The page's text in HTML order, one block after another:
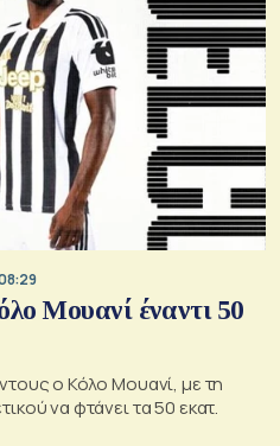
Μουανί έναντι 50
ο Κόλο Μουανί, με τη
να φτάνει τα 50 εκατ.